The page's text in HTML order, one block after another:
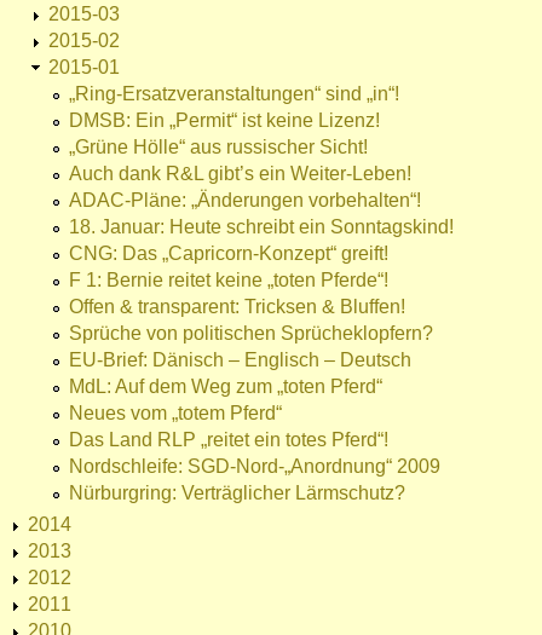
2015-03
2015-02
2015-01
„Ring-Ersatzveranstaltungen“ sind „in“!
DMSB: Ein „Permit“ ist keine Lizenz!
„Grüne Hölle“ aus russischer Sicht!
Auch dank R&L gibt’s ein Weiter-Leben!
ADAC-Pläne: „Änderungen vorbehalten“!
18. Januar: Heute schreibt ein Sonntagskind!
CNG: Das „Capricorn-Konzept“ greift!
F 1: Bernie reitet keine „toten Pferde“!
Offen & transparent: Tricksen & Bluffen!
Sprüche von politischen Sprücheklopfern?
EU-Brief: Dänisch – Englisch – Deutsch
MdL: Auf dem Weg zum „toten Pferd“
Neues vom „totem Pferd“
Das Land RLP „reitet ein totes Pferd“!
Nordschleife: SGD-Nord-„Anordnung“ 2009
Nürburgring: Verträglicher Lärmschutz?
2014
2013
2012
2011